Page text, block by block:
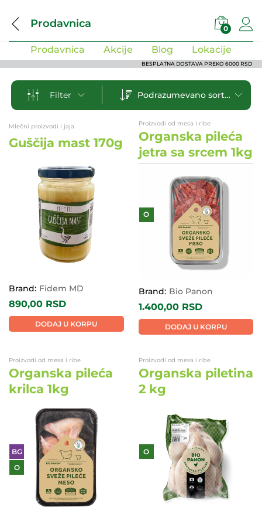
Prodavnica 0
Prodavnica Akcije Blog Lokacije
BESPLATNA DOSTAVA PREKO 6000 RSD
Filter Podrazumevano sortiranje
Mlečni proizvodi i jaja
Guščija mast 170g
Brand: Fidem MD
890,00 RSD
DODAJ U KORPU
Proizvodi od mesa i ribe
Organska pileća
jetra sa srcem 1kg
O
Brand: Bio Panon
1.400,00 RSD
DODAJ U KORPU
Proizvodi od mesa i ribe
Organska pileća
krilca 1kg
BG
O
Proizvodi od mesa i ribe
Organska piletina
2 kg
O